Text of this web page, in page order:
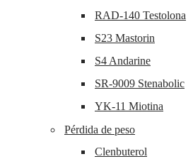
RAD-140 Testolona
S23 Mastorin
S4 Andarine
SR-9009 Stenabolic
YK-11 Miotina
Pérdida de peso
Clenbuterol